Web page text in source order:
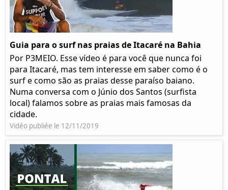
Guia para o surf nas praias de Itacaré na Bahia
Por P3MEIO. Esse vídeo é para você que nunca foi
para Itacaré, mas tem interesse em saber como é o
surf e como são as praias desse paraíso baiano.
Numa conversa com o Júnio dos Santos (surfista
local) falamos sobre as praias mais famosas da
cidade.
Vidéo publiée le 12/11/2019